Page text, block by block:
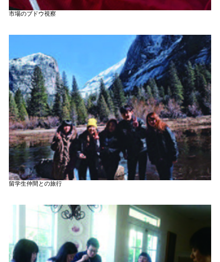
市場のブドウ視察
留学生仲間との旅行